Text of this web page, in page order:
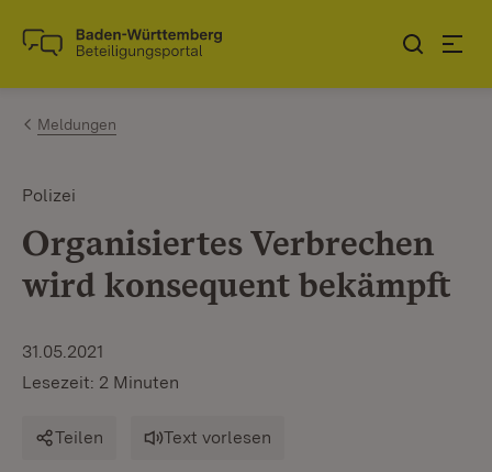
Zum Inhalt springen
Link zur Startseite
Meldungen
Polizei
Organisiertes Verbrechen
wird konsequent bekämpft
31.05.2021
Lesezeit: 2 Minuten
Teilen Text vorlesen